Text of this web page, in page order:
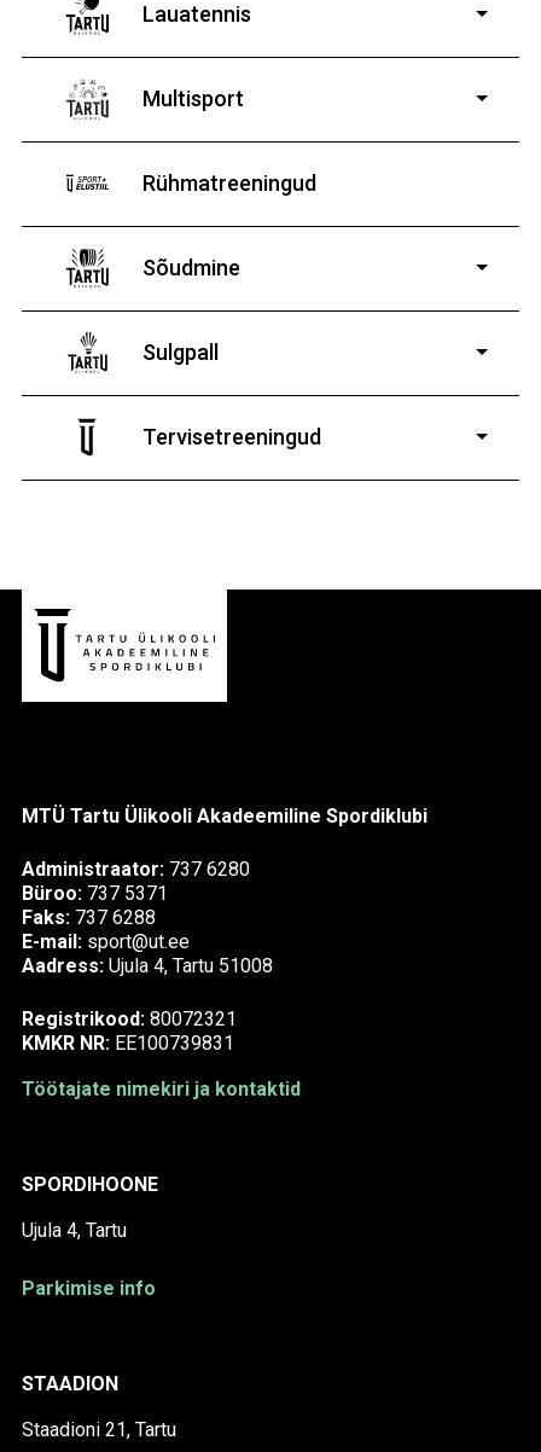
Lauatennis
poistele ja tüdrukutele
Multisport
Rühmatreeningud
Sõudmine
poistele ja tüdrukutele
Sulgpall
poistele ja tüdrukutele
Tervisetreeningud
MTÜ Tartu Ülikooli Akadeemiline Spordiklubi
Administraator: 737 6280
Büroo: 737 5371
Faks: 737 6288
E-mail: sport@ut.ee
Aadress: Ujula 4, Tartu 51008
Registrikood: 80072321
KMKR NR: EE100739831
Töötajate nimekiri ja kontaktid
SPORDIHOONE
Ujula 4, Tartu
Parkimise info
STAADION
Staadioni 21, Tartu